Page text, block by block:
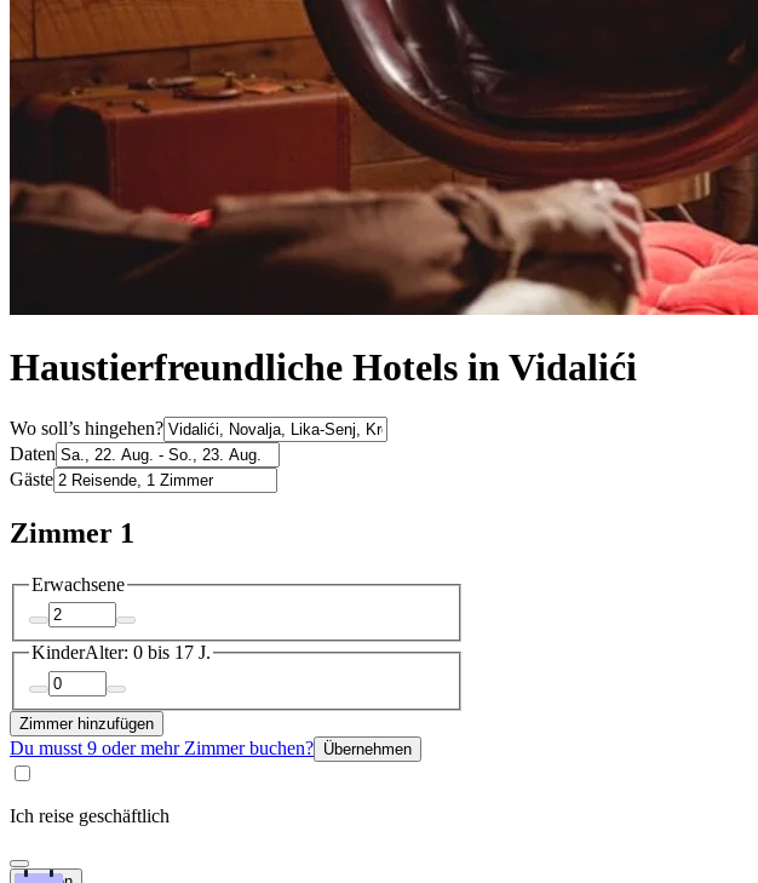
Haustierfreundliche Hotels in Vidalići
Wo soll’s hingehen?
Daten
Gäste
Zimmer 1
Erwachsene
KinderAlter: 0 bis 17 J.
Zimmer hinzufügen
Du musst 9 oder mehr Zimmer buchen? Übernehmen
Ich reise geschäftlich